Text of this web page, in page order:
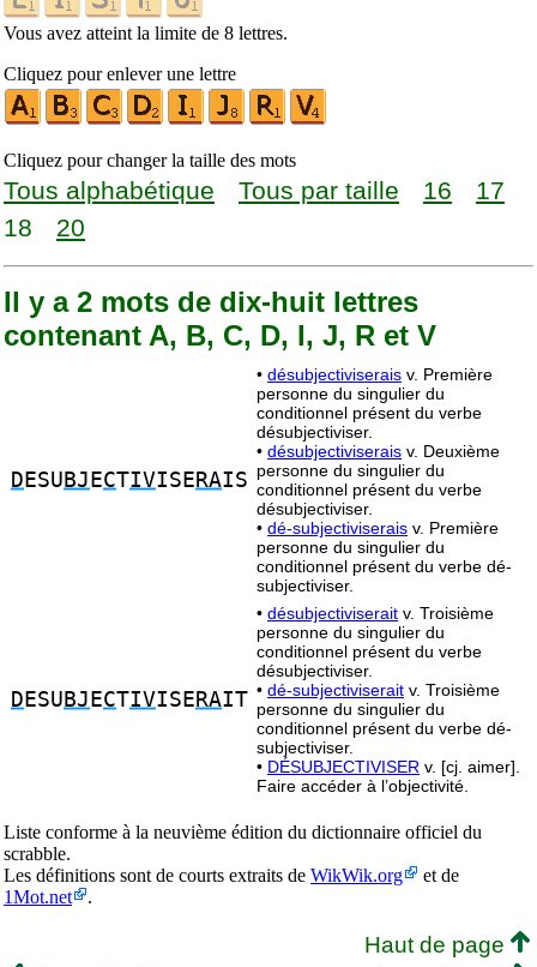
Vous avez atteint la limite de 8 lettres.
Cliquez pour enlever une lettre
Cliquez pour changer la taille des mots
Tous alphabétique Tous par taille 16
17
18
20
Il y a 2 mots de dix-huit lettres
contenant A, B, C, D, I, J, R et V
D ESU BJ ECTIVISE RAIS
• désubjectiviserais v. Première
personne du singulier du
conditionnel présent du verbe
désubjectiviser.
• désubjectiviserais v. Deuxième
personne du singulier du
conditionnel présent du verbe
désubjectiviser.
• dé-subjectiviserais v. Première
personne du singulier du
conditionnel présent du verbe dé-
subjectiviser.
D ESU BJ ECTIVISE RAIT
• désubjectiviserait v. Troisième
personne du singulier du
conditionnel présent du verbe
désubjectiviser.
• dé-subjectiviserait v. Troisième
personne du singulier du
conditionnel présent du verbe dé-
subjectiviser.
• DÉSUBJECTIVISER v. [cj. aimer].
Faire accéder à l’objectivité.
Liste conforme à la neuvième édition du dictionnaire officiel du
scrabble.
Les définitions sont de courts extraits de WikWik.org
et de
1Mot.net
.
Haut de page